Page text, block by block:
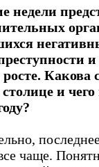
недели
Какова
и
чаще.